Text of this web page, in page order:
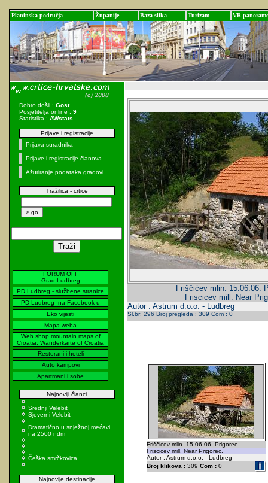
Planinska područja Županije Baza slika Turizam VR panorame
Dobro došli : Gost
Posjetitelja online : 9
Statistika : AWstats
Prijave i registracije
Prijava suradnika
Prijave i registracije članova
Ažuriranje podataka gradovi
Tražilica - crtice
FORUM OFF
Grad Ludbreg
PD Ludbreg - službene stranice
PD Ludbreg- na Facebook-u
Eko vijesti
Mapa weba
Web shop mountain maps of
Croatia, Wanderkarte of Croatia
Restorani i hoteli
Auto kampovi
Apartmani i sobe
Najnoviji članci
Srednji Velebit
Sjeverni Velebit
Dramatično u snježnoj mećavi
na 2500 ndm
Češka smrčkovica
Najnovije destinacije
Friščićev mlin. 15.06.06.
Friscicev mill. Near
Autor : Astrum d.o.o. - Ludbreg
Sl.br: 296 Broj pregleda : 309 Com : 0
Friščićev mlin. 15.06.06. Prigorec.
Friscicev mill. Near Prigorec.
Autor : Astrum d.o.o. - Ludbreg
Broj klikova :309 Com :0